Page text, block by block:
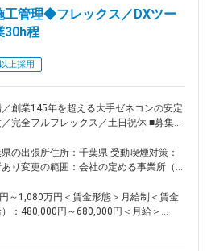
・高速道路改築/新設工事 ・高架橋工事 ※
案件種類問わず新規案件の発生もござい
時にご確認ください。 ■同ポジショ
広い分野で挑戦したい方、又、将来的
ェクトの責任者（所長）として活躍したい
向き合い、一歩ずつ成長していきたい・
をしていきたいと思いを持つ社員が多い
取得可能です。 ・フレックス活用で早
非常に柔軟な働き方が可能。月3回の帰
は発生いたしません。 ～社内のDXツール
び業務分担の確立を行っていることによ
工管理◆フレックス／DXツー
30h程
上採用
創業145年を超える大手ゼネコンの安定
全フルフレックス／土日祝休 ■募集背
やコミュニティを共に描きつくる総合力
中期経営計画2025を推進しておりま
です。特に、中堅層社員の層を厚くし、
財を積極的に求めております。 ■業務
の出張所住所：千葉県 受動喫煙対策：
り変更の範囲：会社の定める事業所（リ
～1,080万円＜賃金形態＞月給制＜賃金
：480,000円～680,000円＜月給＞